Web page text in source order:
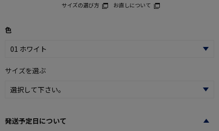
サイズの選び方 お直しについて
色
サイズを選ぶ
発送予定日について